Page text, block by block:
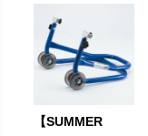
【SUMMER